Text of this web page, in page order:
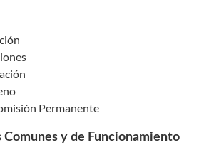
Permanente
y de Funcionamiento